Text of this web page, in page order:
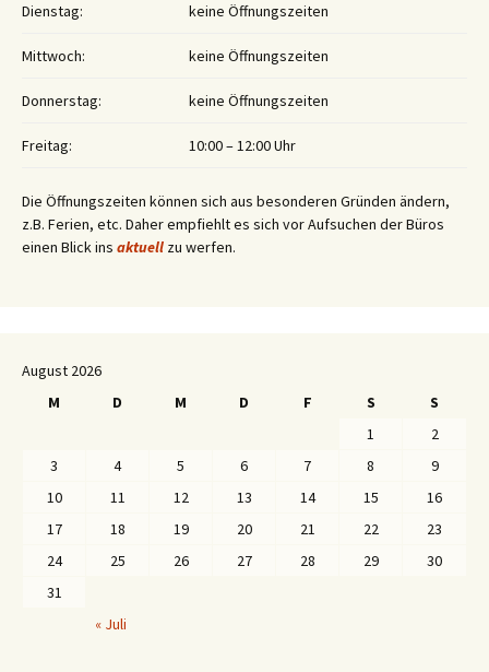
Dienstag: keine Öffnungszeiten
Mittwoch: keine Öffnungszeiten
Donnerstag: keine Öffnungszeiten
Freitag: 10:00 – 12:00 Uhr
Die Öffnungszeiten können sich aus besonderen Gründen ändern,
z.B. Ferien, etc. Daher empfiehlt es sich vor Aufsuchen der Büros
einen Blick ins aktuell zu werfen.
August 2026
M
D M D F S
S
1
2
3
4 5 6 7 8
9
10
11 12 13 14 15
16
17
18 19 20 21 22
23
24
25 26 27 28 29
30
31
« Juli